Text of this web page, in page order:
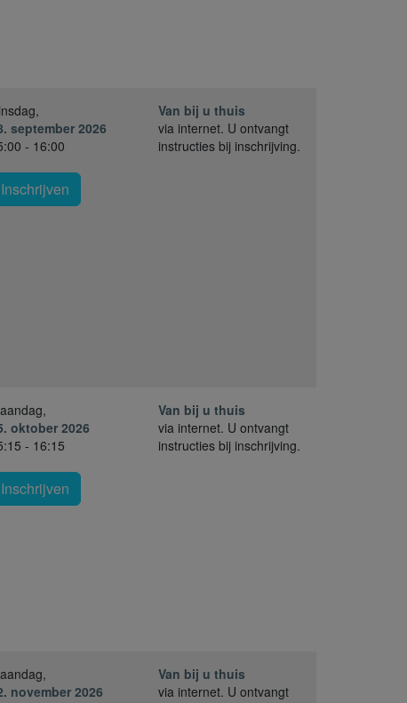
september 2026
- 16:00
Inschrijven
Van bij u thuis
via internet. U ontvangt
instructies bij inschrijving.
oktober 2026
- 16:15
Inschrijven
Van bij u thuis
via internet. U ontvangt
instructies bij inschrijving.
november 2026
Van bij u thuis
via internet. U ontvangt